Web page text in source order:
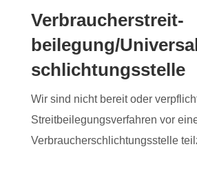
Verbraucher­streit­
beilegung/
schlichtungs­stelle
Wir sind nicht bereit oder
Streitbeilegungsverfahren vor
Verbraucherschlichtungsstelle